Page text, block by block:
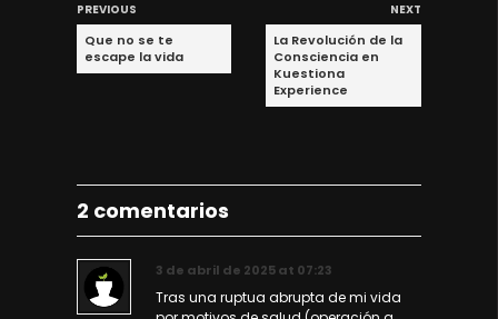
PREVIOUS
Que no se te
escape la vida
NEXT
La Revolución de la
Consciencia en
Kuestiona
Experience
2 comentarios
3 de abril de 2025 at 07:23
Tras una ruptua abrupta de mi vida